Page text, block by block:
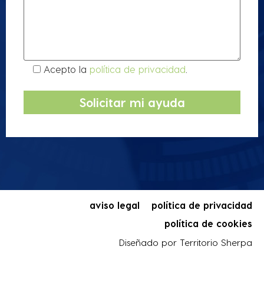
Acepto la política de privacidad
aviso legal
política de privacidad
política de cookies
Diseñado por Territorio Sherpa